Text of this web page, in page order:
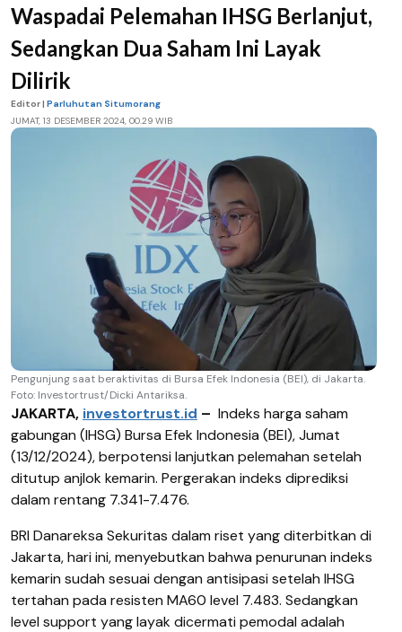
Waspadai Pelemahan IHSG Berlanjut,
Sedangkan Dua Saham Ini Layak
Dilirik
Editor | Parluhutan Situmorang
JUMAT, 13 DESEMBER 2024, 00.29 WIB
Pengunjung saat beraktivitas di Bursa Efek Indonesia (BEI), di Jakarta.
Foto: Investortrust/Dicki Antariksa.
JAKARTA, investortrust.id – Indeks harga saham
gabungan (IHSG) Bursa Efek Indonesia (BEI), Jumat
(13/12/2024), berpotensi lanjutkan pelemahan setelah
ditutup anjlok kemarin. Pergerakan indeks diprediksi
dalam rentang 7.341-7.476.
BRI Danareksa Sekuritas dalam riset yang diterbitkan di
Jakarta, hari ini, menyebutkan bahwa penurunan indeks
kemarin sudah sesuai dengan antisipasi setelah IHSG
tertahan pada resisten MA60 level 7.483. Sedangkan
level support yang layak dicermati pemodal adalah